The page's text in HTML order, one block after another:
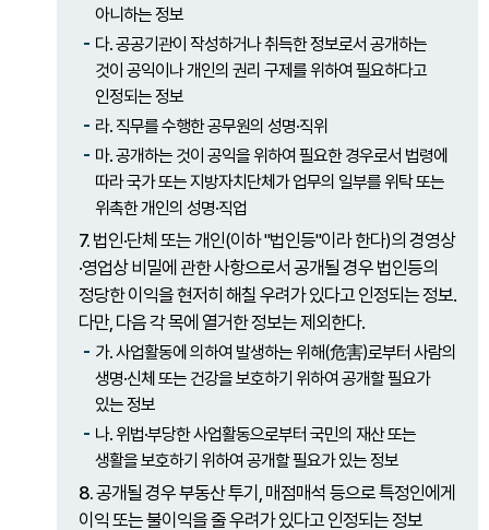
아니하는 정보
다. 공공기관이 작성하거나 취득한 정보로서 공개하는
것이 공익이나 개인의 권리 구제를 위하여 필요하다고
인정되는 정보
라. 직무를 수행한 공무원의 성명·직위
마. 공개하는 것이 공익을 위하여 필요한 경우로서 법령에
따라 국가 또는 지방자치단체가 업무의 일부를 위탁 또는
위촉한 개인의 성명·직업
7. 법인·단체 또는 개인(이하 "법인등"이라 한다)의 경영상
·영업상 비밀에 관한 사항으로서 공개될 경우 법인등의
정당한 이익을 현저히 해칠 우려가 있다고 인정되는 정보.
다만, 다음 각 목에 열거한 정보는 제외한다.
가. 사업활동에 의하여 발생하는 위해(危害)로부터 사람의
생명·신체 또는 건강을 보호하기 위하여 공개할 필요가
있는 정보
나. 위법·부당한 사업활동으로부터 국민의 재산 또는
생활을 보호하기 위하여 공개할 필요가 있는 정보
8.공개될 경우 부동산 투기, 매점매석 등으로 특정인에게
이익 또는 불이익을 줄 우려가 있다고 인정되는 정보